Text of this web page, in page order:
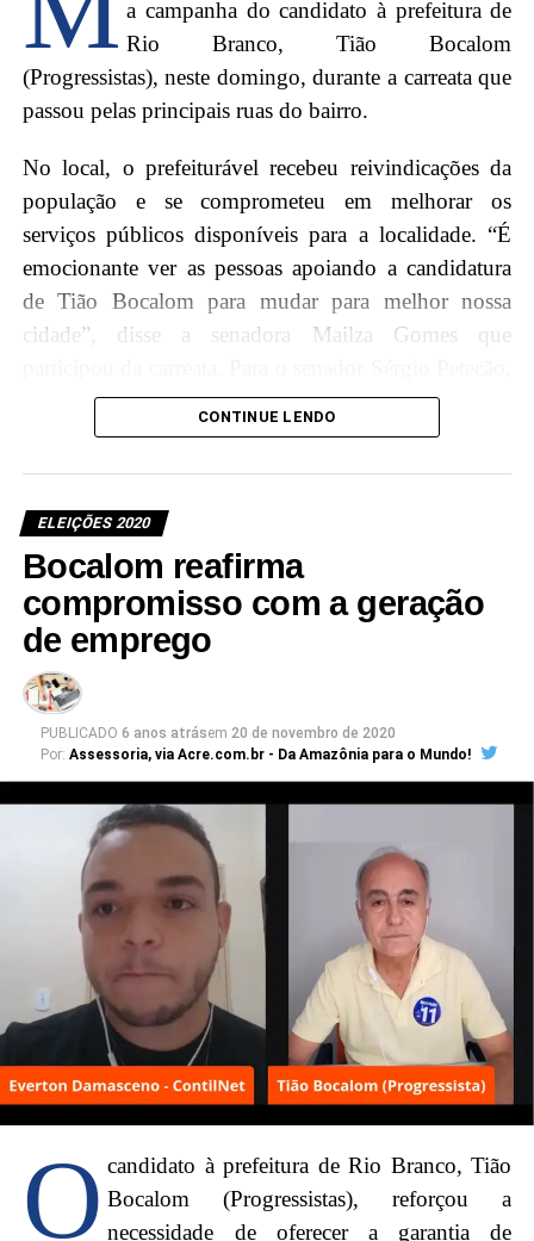
ótima gestão na área da educação”.
A campanha tem contado cada vez mais com a
adesão de eleitores que saem de suas casas de forma
espontânea para buscar material e manifestar apoio.
“Essa energia positiva transmitida pelas pessoas nos
motiva a continuar acreditando. Chame seu amigo,
chame seu familiar, vamos para às urnas para votar no
número 11”, finalizou Bocalom.
a campanha do candidato à prefeitura de
Rio Branco, Tião Bocalom
(Progressistas), neste domingo, durante a carreata que
passou pelas principais ruas do bairro.
No local, o prefeiturável recebeu reivindicações da
população e se comprometeu em melhorar os
serviços públicos disponíveis para a localidade. “É
emocionante ver as pessoas apoiando a candidatura
de Tião Bocalom para mudar para melhor nossa
cidade”, disse a senadora Mailza Gomes que
a adesão dos moradores demonstra a necessidade de
uma gestão de qualidade à frente da prefeitura, para
que o dinheiro público possa ser investido de forma
CONTINUE LENDO
ELEIÇÕES 2020
Bocalom reafirma
compromisso com a geração
de emprego
PUBLICADO 6 anos atrásem 20 de novembro de 2020
Por: Assessoria, via Acre.com.br - Da Amazônia para o Mundo!
O candidato à prefeitura de Rio Branco, Tião
Bocalom (Progressistas), reforçou a
necessidade de oferecer a garantia de